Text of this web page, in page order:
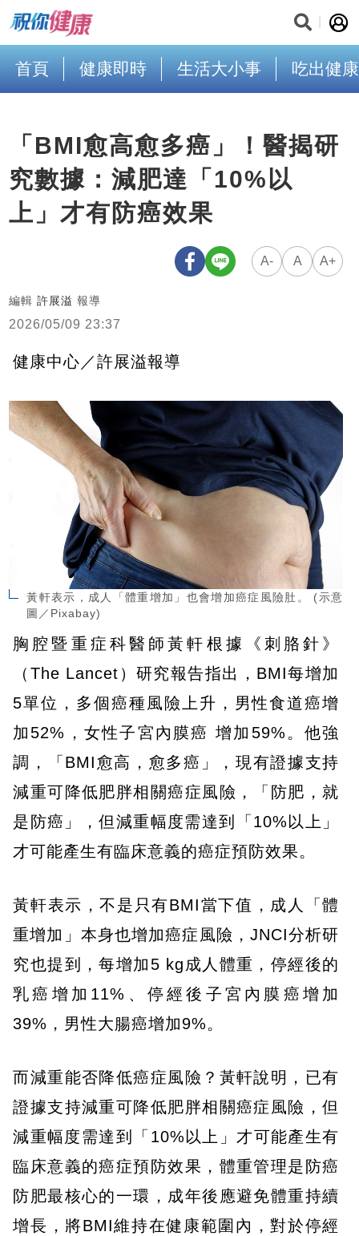
首頁 健康即時 生活大小事 吃出健康
「BMI愈高愈多癌」！醫揭研
究數據：減肥達「10%以
上」才有防癌效果
A- A A+
編輯 許展溢 報導
2026/05/09 23:37
健康中心／許展溢報導
黃軒表示，成人「體重增加」也會增加癌症風險肚。 (示意
圖／Pixabay)
胸腔暨重症科醫師黃軒根據《刺胳針》
（The Lancet）研究報告指出，BMI每增加
5單位，多個癌種風險上升，男性食道癌增
加52%，女性子宮內膜癌 增加59%。他強
調，「BMI愈高，愈多癌」，現有證據支持
減重可降低肥胖相關癌症風險，「防肥，就
是防癌」，但減重幅度需達到「10%以上」
才可能產生有臨床意義的癌症預防效果。
黃軒表示，不是只有BMI當下值，成人「體
重增加」本身也增加癌症風險，JNCI分析研
究也提到，每增加5 kg成人體重，停經後的
乳癌增加11%、停經後子宮內膜癌增加
39%，男性大腸癌增加9%。
而減重能否降低癌症風險？黃軒說明，已有
證據支持減重可降低肥胖相關癌症風險，但
減重幅度需達到「10%以上」才可能產生有
臨床意義的癌症預防效果，體重管理是防癌
防肥最核心的一環，成年後應避免體重持續
增長，將BMI維持在健康範圍內，對於停經